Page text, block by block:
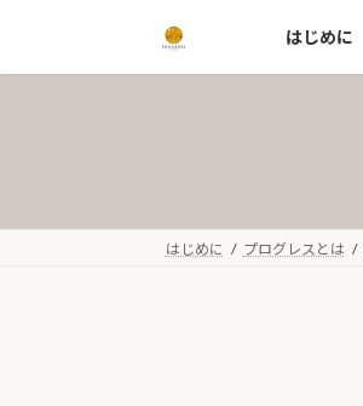
テ
ゲ
はじめに
はじめに プログレスとは